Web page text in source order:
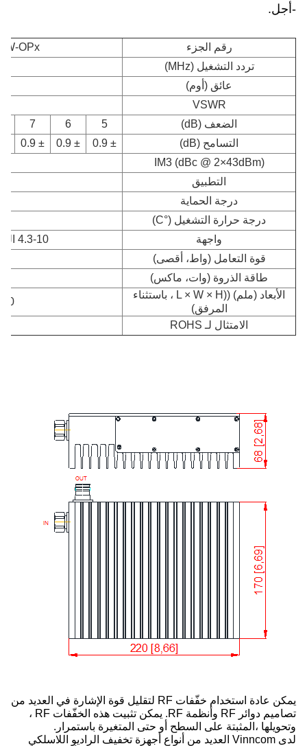
-أجل.
رقم الجزء
OPx
تردد التشغيل (MHz)
عائق (أوم)
VSWR
الضعف (dB)
5
6
7
التسامح (dB)
± 0.9
± 0.9
± 0.9
IM3 (dBc @ 2×43dBm)
التطبيق
درجة الحماية
درجة حرارة التشغيل (°C)
واجهة
4.3-10 الذكور إلى 4.3-10 الإناث
قوة التعامل (واط، أقصى)
طاقة الذروة (وات، ماكس)
الأبعاد (ملم) ((L × W × H ، باستثناء
المرفق)
170 × 68
الامتثال لـ ROHS
يمكن عادة استخدام خفّفات RF لتقليل قوة الإشارة في العديد من
تصاميم دوائر RF وأنظمة RF. يمكن تثبيت هذه الخفّفات RF ،
وتحويلها ،المثبتة على السطح أو حتى المتغيرة باستمرار.
لدى Vinncom العديد من أنواع أجهزة تخفيف الراديو اللاسلكي